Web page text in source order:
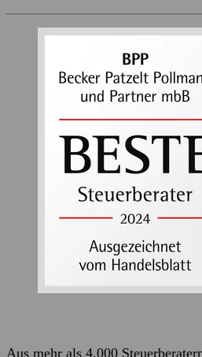
Aus mehr als 4.000